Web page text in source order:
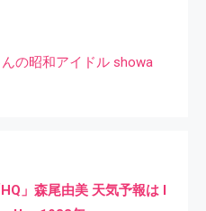
の昭和アイドル showa
HQ」森尾由美 天気予報は I